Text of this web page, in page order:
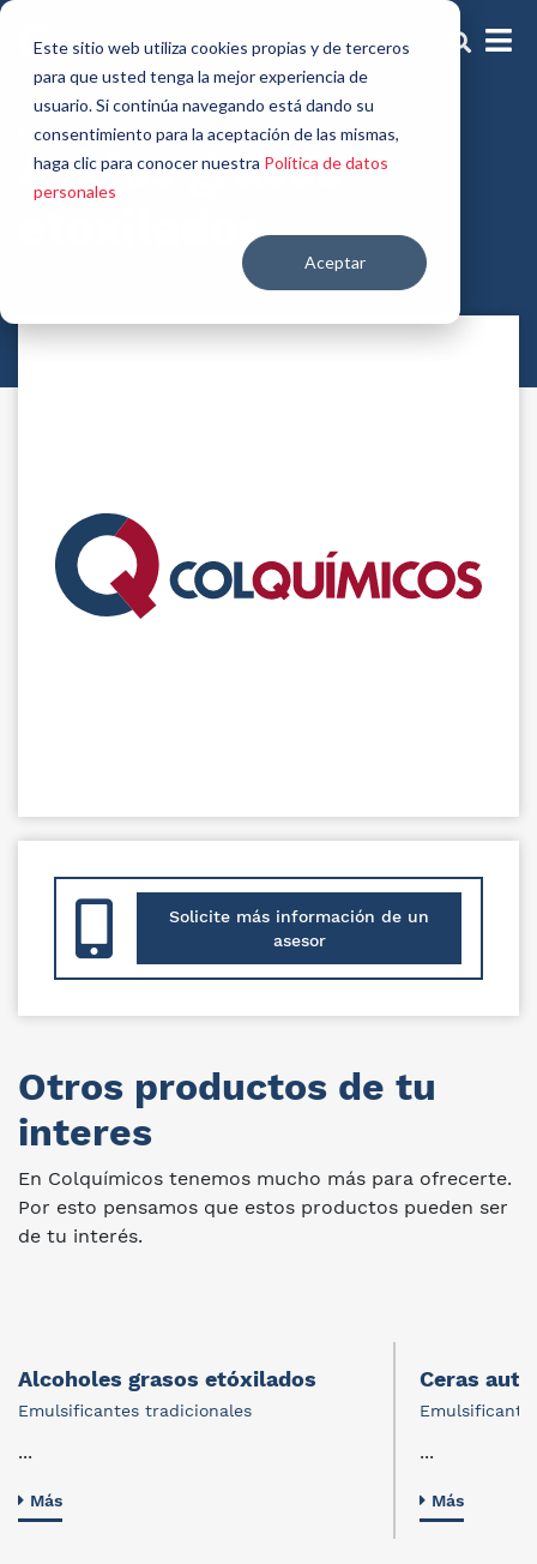
Este sitio web utiliza cookies propias y de terceros
para que usted tenga la mejor experiencia de
usuario. Si continúa navegando está dando su
consentimiento para la aceptación de las mismas,
haga clic para conocer nuestra Política de datos
personales
Aceptar
Emulsificantes tradicionales
Acidos grasos
etoxilados
Solicite más información de un
asesor
Otros productos de tu
interes
En Colquímicos tenemos mucho más para ofrecerte.
Por esto pensamos que estos productos pueden ser
de tu interés.
Alcoholes grasos etóxilados
Emulsificantes tradicionales
...
Más
Ceras
...
Más